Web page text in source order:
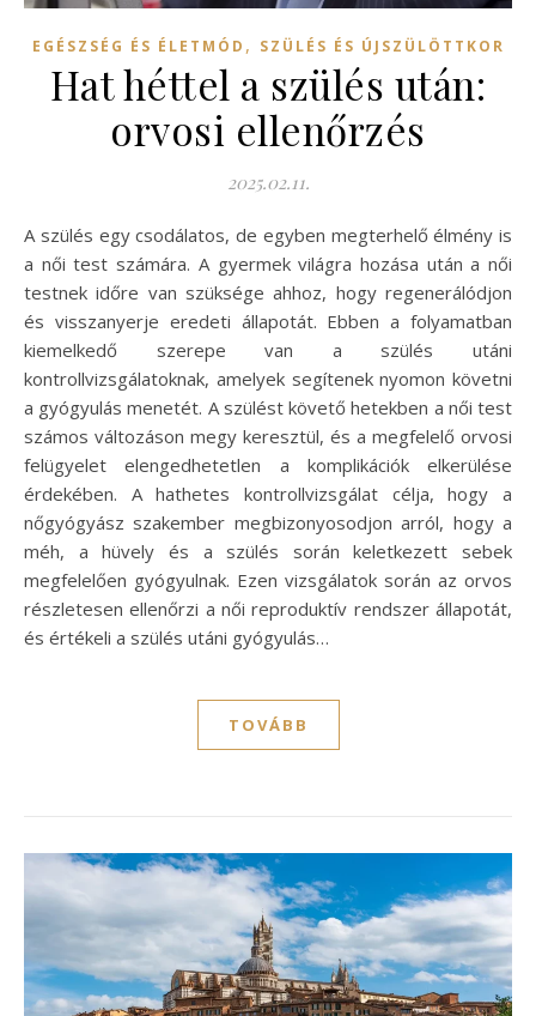
EGÉSZSÉG ÉS ÉLETMÓD , SZÜLÉS ÉS ÚJSZÜLÖTTKOR
Hat héttel a szülés után:
orvosi ellenőrzés
2025.02.11.
A szülés egy csodálatos, de egyben megterhelő élmény is
a női test számára. A gyermek világra hozása után a női
testnek időre van szüksége ahhoz, hogy regenerálódjon
és visszanyerje eredeti állapotát. Ebben a folyamatban
kiemelkedő szerepe van a szülés utáni
kontrollvizsgálatoknak, amelyek segítenek nyomon követni
a gyógyulás menetét. A szülést követő hetekben a női test
számos változáson megy keresztül, és a megfelelő orvosi
felügyelet elengedhetetlen a komplikációk elkerülése
érdekében. A hathetes kontrollvizsgálat célja, hogy a
nőgyógyász szakember megbizonyosodjon arról, hogy a
méh, a hüvely és a szülés során keletkezett sebek
megfelelően gyógyulnak. Ezen vizsgálatok során az orvos
részletesen ellenőrzi a női reproduktív rendszer állapotát,
és értékeli a szülés utáni gyógyulás…
TOVÁBB